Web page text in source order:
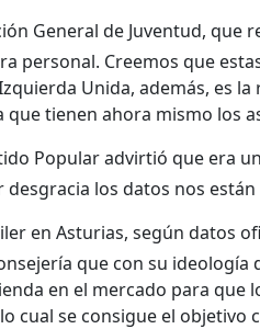
General de Juventud, que
personal. Creemos que
Unida, además, es la
tienen ahora mismo los
Popular advirtió que era
los datos nos
en Asturias, según datos
que con su ideología
en el mercado para que
cual se consigue el objetivo